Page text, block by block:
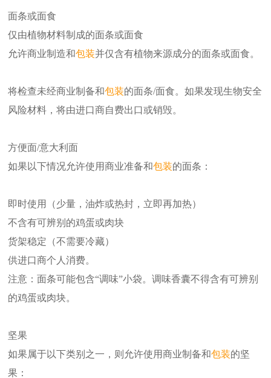
面条或面食
仅由植物材料制成的面条或面食
允许商业制造和包装并仅含有植物来源成分的面条或面食。
将检查未经商业制备和包装的面条/面食。如果发现生物安全
风险材料，将由进口商自费出口或销毁。
方便面/意大利面
如果以下情况允许使用商业准备和包装的面条：
即时使用（少量，油炸或热封，立即再加热）
不含有可辨别的鸡蛋或肉块
货架稳定（不需要冷藏）
供进口商个人消费。
注意：面条可能包含“调味”小袋。调味香囊不得含有可辨别
的鸡蛋或肉块。
坚果
如果属于以下类别之一，则允许使用商业制备和包装的坚
果：